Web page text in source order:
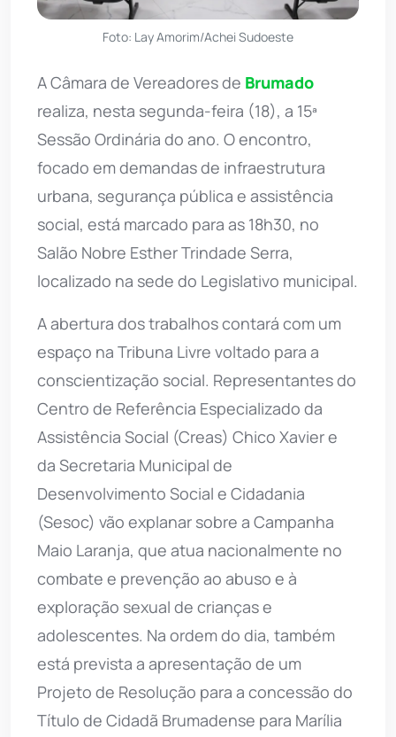
Foto: Lay Amorim/Achei Sudoeste
A Câmara de Vereadores de Brumado
realiza, nesta segunda-feira (18), a 15ª
Sessão Ordinária do ano. O encontro,
focado em demandas de infraestrutura
urbana, segurança pública e assistência
social, está marcado para as 18h30, no
Salão Nobre Esther Trindade Serra,
localizado na sede do Legislativo municipal.
A abertura dos trabalhos contará com um
espaço na Tribuna Livre voltado para a
conscientização social. Representantes do
Centro de Referência Especializado da
Assistência Social (Creas) Chico Xavier e
da Secretaria Municipal de
Desenvolvimento Social e Cidadania
(Sesoc) vão explanar sobre a Campanha
Maio Laranja, que atua nacionalmente no
combate e prevenção ao abuso e à
exploração sexual de crianças e
adolescentes. Na ordem do dia, também
está prevista a apresentação de um
Projeto de Resolução para a concessão do
Título de Cidadã Brumadense para Marília